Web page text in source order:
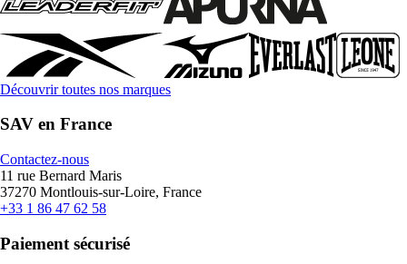
Découvrir toutes nos marques
SAV en France
Contactez-nous
11 rue Bernard Maris
37270 Montlouis-sur-Loire, France
+33 1 86 47 62 58
Paiement sécurisé